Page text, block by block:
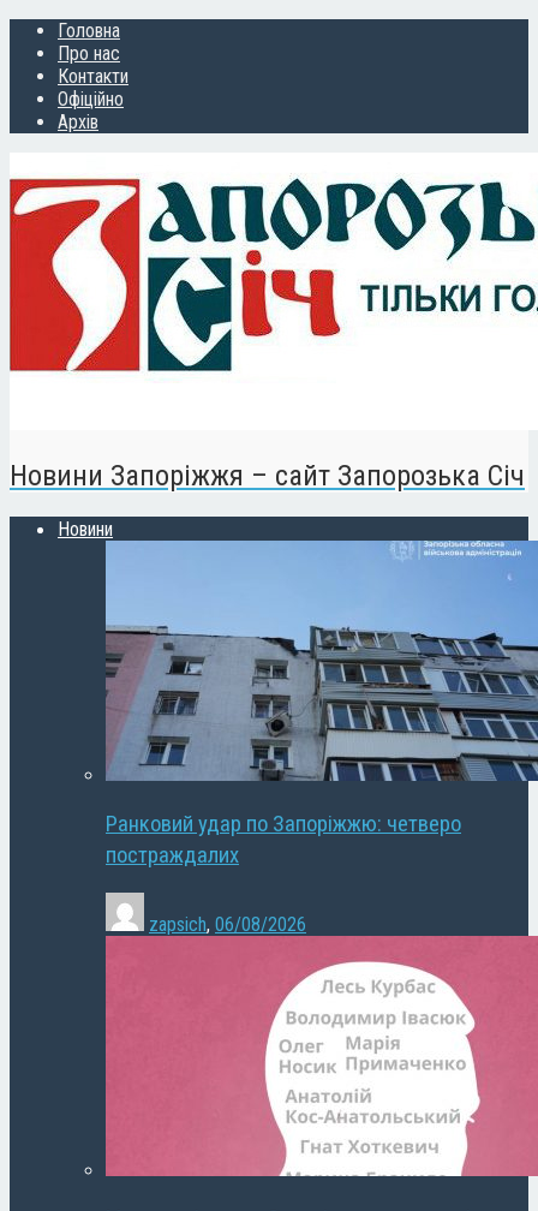
Головна
Про нас
Контакти
Офіційно
Архів
Новини Запоріжжя – сайт Запорозька Січ
Новини
Ранковий удар по Запоріжжю: четверо
постраждалих
zapsich, 06/08/2026